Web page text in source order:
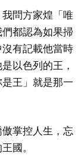
問方家煌「唯
都認為如果掃
有記載他當時
以色列的王，
王」就是那一
掌控人生，忘
國。